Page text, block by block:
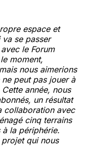
espace et
se passer
le Forum
moment,
nous aimerions
peut pas jouer à
année, nous
un résultat
collaboration avec
cinq terrains
la périphérie.
qui nous